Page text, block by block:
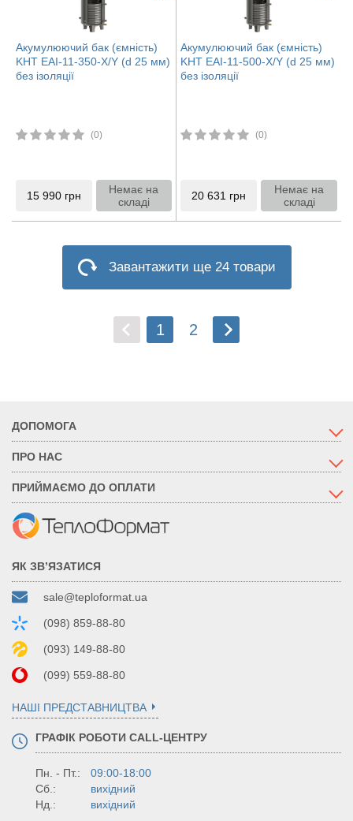
Акумулюючий бак (ємність)
KHT EAI-11-350-X/Y (d 25 мм)
без ізоляції
(0)
15 990 грн
Немає на
складі
Акумулюючий бак (ємність)
KHT EAI-11-500-X/Y (d 25 мм)
без ізоляції
(0)
20 631 грн
Немає на
складі
Завантажити ще 24 товари
1 2
ДОПОМОГА
ПРО НАС
ПРИЙМАЄМО ДО ОПЛАТИ
ЯК ЗВ’ЯЗАТИСЯ
sale@teploformat.ua
(098) 859-88-80
(093) 149-88-80
(099) 559-88-80
НАШІ ПРЕДСТАВНИЦТВА
ГРАФІК РОБОТИ CALL-ЦЕНТРУ
Пн. - Пт.:
09:00-18:00
Сб.:
вихідний
Нд.:
вихідний